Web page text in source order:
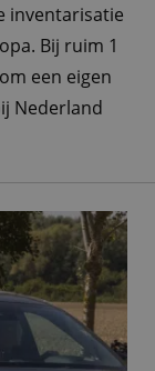
inventarisatie
Bij ruim 1
een eigen
Nederland